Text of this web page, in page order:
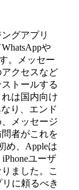
グアプリ
や
。メッセー
クセスなど
トールする
は国内向け
り、エンド
メッセージ
者がこれを
め、Appleは
ユーザ
ました。こ
に頼るべき